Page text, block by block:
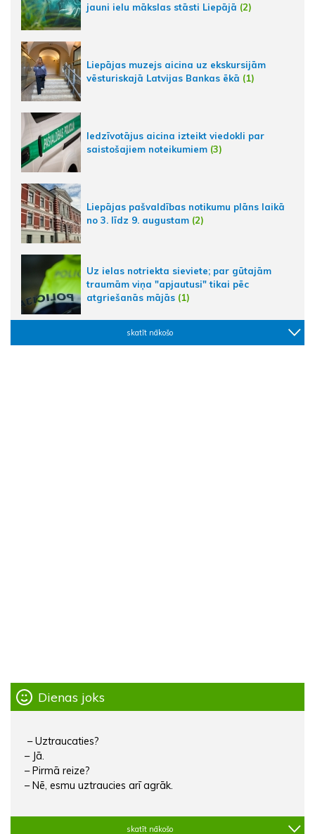
jauni ielu mākslas stāsti Liepājā (2)
Liepājas muzejs aicina uz ekskursijām
vēsturiskajā Latvijas Bankas ēkā (1)
Iedzīvotājus aicina izteikt viedokli par
saistošajiem noteikumiem (3)
Liepājas pašvaldības notikumu plāns laikā
no 3. līdz 9. augustam (2)
Uz ielas notriekta sieviete; par gūtajām
traumām viņa "apjautusi" tikai pēc
atgriešanās mājās (1)
skatīt nākošo
Dienas joks
– Uztraucaties?
– Jā.
– Pirmā reize?
– Nē, esmu uztraucies arī agrāk.
skatīt nākošo